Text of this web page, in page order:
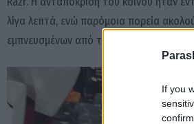
If you
λίγα λεπτά, ενώ παρόμοια πορεία
εμπνευσμένων από τις αρχές της νέας